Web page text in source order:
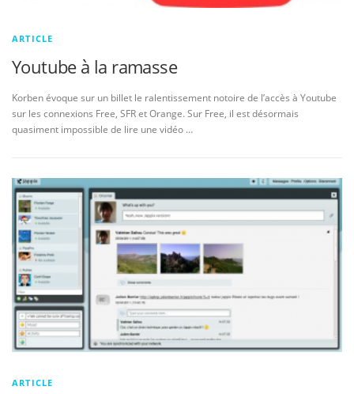
ARTICLE
Youtube à la ramasse
Korben évoque sur un billet le ralentissement notoire de l’accès à Youtube
sur les connexions Free, SFR et Orange. Sur Free, il est désormais
quasiment impossible de lire une vidéo …
ARTICLE